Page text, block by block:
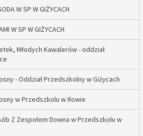
W SP W GIŻYCACH
W SP W GIŻYCACH
Młodych Kawalerów - oddział
- Oddział Przedszkolny w Giżycach
w Przedszkolu w Iłowie
Z Zespołem Downa w Przedszkolu w